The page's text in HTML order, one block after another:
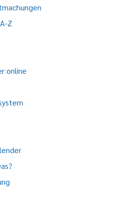
Z
online